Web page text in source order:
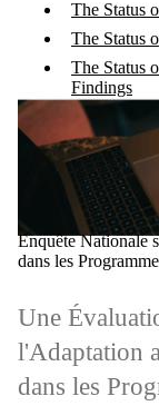
The Status
The Status
The Status
Findings
Enquête Nationale
dans les
Une
l'Adaptation
dans les